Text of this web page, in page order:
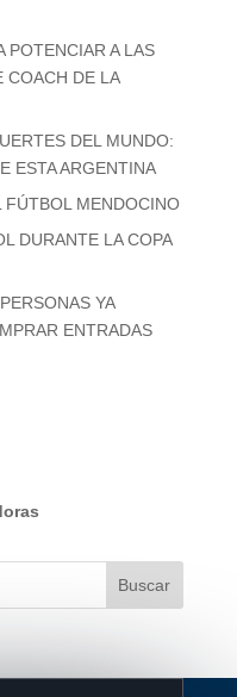
POTENCIAR A LAS
COACH DE LA
DEL MUNDO:
ESTA ARGENTINA
FÚTBOL MENDOCINO
DURANTE LA COPA
YA
ENTRADAS